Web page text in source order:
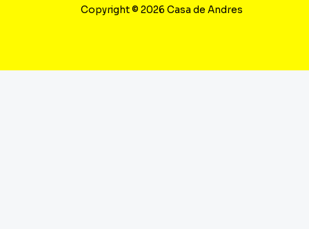
Copyright © 2026 Casa de Andres